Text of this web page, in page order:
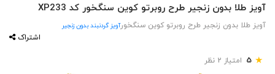
آویز طلا بدون زنجیر طرح روبرتو کوین سنگخور کد XP233
آویز طلا بدون زنجیر طرح روبرتو کوین سنگخورآویز گردنبند بدون زنجیر
اشتراک
★
5 امتیاز 2 نظر